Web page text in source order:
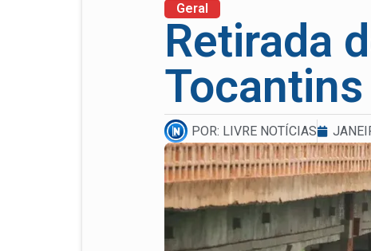
Geral
Retirada
POR: LIVRE NOTÍCIAS